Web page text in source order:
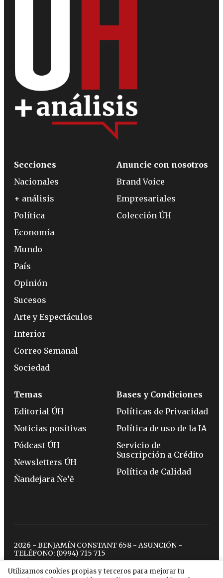
Utilizamos cookies propias y terceros para mejorar tu
Secciones
Nacionales
+ análisis
Política
Economía
Mundo
País
Opinión
Sucesos
Arte y Espectáculos
Interior
Correo Semanal
Sociedad
Anuncie con nosotros
Brand Voice
Empresariales
Colección ÚH
Temas
Editorial ÚH
Noticias positivas
Pódcast ÚH
Newsletters ÚH
Ñandejara Ñe’ẽ
Bases y Condiciones
Políticas de Privacidad
Política de uso de la IA
Servicio de
Suscripción a Crédito
Política de Calidad
2026 - BENJAMÍN CONSTANT 658 - ASUNCIÓN -
TELÉFONO: (0994) 715 715